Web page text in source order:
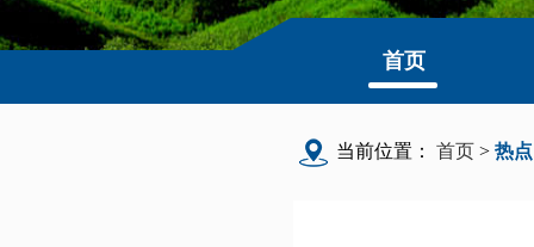
首页
当前位置： 首页 > 热点